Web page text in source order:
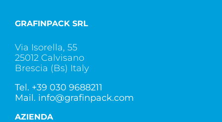
GRAFINPACK SRL
Via Isorella, 55
25012 Calvisano
Brescia (Bs) Italy
Tel. +39 030 9688211
Mail. info@grafinpack.com
AZIENDA